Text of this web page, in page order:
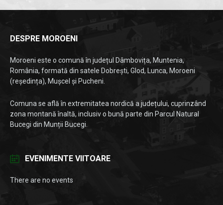
DESPRE MOROENI
Moroeni este o comună în județul Dâmbovița, Muntenia,
România, formată din satele Dobrești, Glod, Lunca, Moroeni
(reședința), Mușcel și Pucheni.
Comuna se află în extremitatea nordică a județului, cuprinzând
zona montană înaltă, inclusiv o bună parte din Parcul Natural
Bucegi din Munții Bucegi.
EVENIMENTE VIITOARE
There are no events